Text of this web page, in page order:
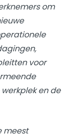
om
voor
en de
meest